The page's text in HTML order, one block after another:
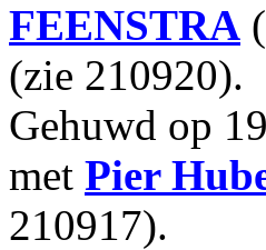
FEENSTRA
(zie 210920).
Gehuwd op
met Pier
210917).